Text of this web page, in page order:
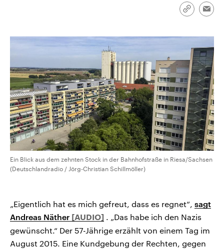
Link
Ein Blick aus dem zehnten Stock in der Bahnhofstraße in Riesa/Sachsen
(Deutschlandradio / Jörg-Christian Schillmöller)
„Eigentlich hat es mich gefreut, dass es regnet“, sagt
Andreas Näther
. „Das habe ich den Nazis
gewünscht.“ Der 57-Jährige erzählt von einem Tag im
August 2015. Eine Kundgebung der Rechten, gegen